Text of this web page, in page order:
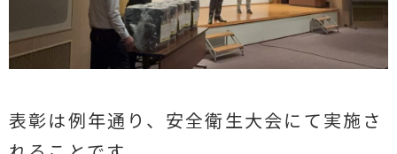
表彰は例年通り、安全衛生大会にて実施さ